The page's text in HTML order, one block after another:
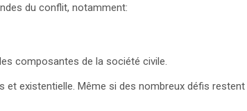
du conflit, notamment:
composantes de la société civile.
existentielle. Même si des nombreux défis restent